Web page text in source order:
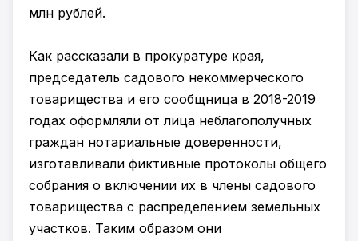
млн рублей.
Как рассказали в прокуратуре края,
председатель садового некоммерческого
товарищества и его сообщница в 2018-2019
годах оформляли от лица неблагополучных
граждан нотариальные доверенности,
изготавливали фиктивные протоколы общего
собрания о включении их в члены садового
товарищества с распределением земельных
участков. Таким образом они